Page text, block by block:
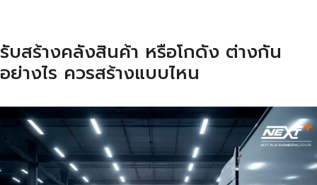
รับสร้างคลังสินค้า หรือโกดัง ต่างกัน
อย่างไร ควรสร้างแบบไหน